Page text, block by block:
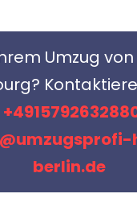
Umzug
berlin.de